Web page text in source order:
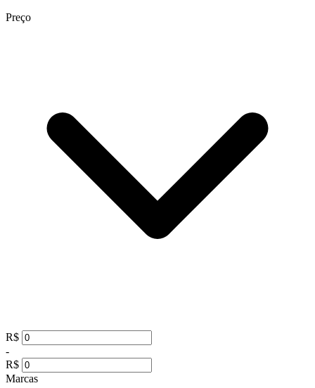
Preço
R$
-
R$
Marcas